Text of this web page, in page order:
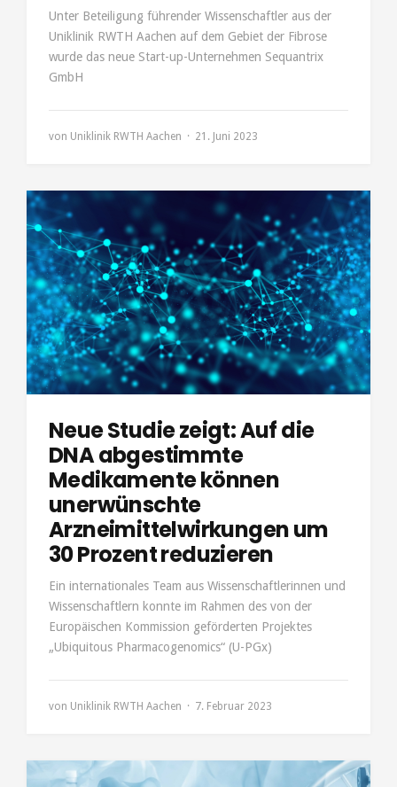
Unter Beteiligung führender Wissenschaftler aus der
Uniklinik RWTH Aachen auf dem Gebiet der Fibrose
wurde das neue Start-up-Unternehmen Sequantrix
GmbH
von Uniklinik RWTH Aachen 21. Juni 2023
Neue Studie zeigt: Auf die
DNA abgestimmte
Medikamente können
unerwünschte
Arzneimittelwirkungen um
30 Prozent reduzieren
Ein internationales Team aus Wissenschaftlerinnen und
Wissenschaftlern konnte im Rahmen des von der
Europäischen Kommission geförderten Projektes
„Ubiquitous Pharmacogenomics“ (U-PGx)
von Uniklinik RWTH Aachen 7. Februar 2023